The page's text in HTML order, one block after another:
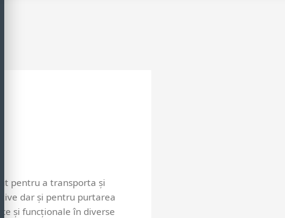
pentru a transporta și
dar și pentru purtarea
și funcționale în diverse